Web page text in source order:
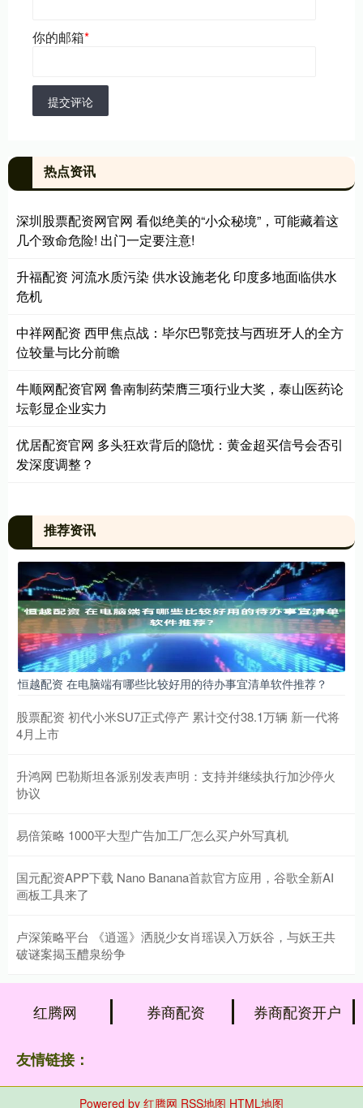
你的邮箱*
提交评论
热点资讯
深圳股票配资网官网 看似绝美的“小众秘境”，可能藏着这
几个致命危险! 出门一定要注意!
升福配资 河流水质污染 供水设施老化 印度多地面临供水
危机
中祥网配资 西甲焦点战：毕尔巴鄂竞技与西班牙人的全方
位较量与比分前瞻
牛顺网配资官网 鲁南制药荣膺三项行业大奖，泰山医药论
坛彰显企业实力
优居配资官网 多头狂欢背后的隐忧：黄金超买信号会否引
发深度调整？
推荐资讯
恒越配资 在电脑端有哪些比较好用的待办事宜清单软件推荐？
股票配资 初代小米SU7正式停产 累计交付38.1万辆 新一代将
4月上市
升鸿网 巴勒斯坦各派别发表声明：支持并继续执行加沙停火
协议
易倍策略 1000平大型广告加工厂怎么买户外写真机
国元配资APP下载 Nano Banana首款官方应用，谷歌全新AI
画板工具来了
卢深策略平台 《逍遥》洒脱少女肖瑶误入万妖谷，与妖王共
破谜案揭玉醴泉纷争
红腾网 券商配资 券商配资开户
友情链接：
Powered by 红腾网 RSS地图 HTML地图